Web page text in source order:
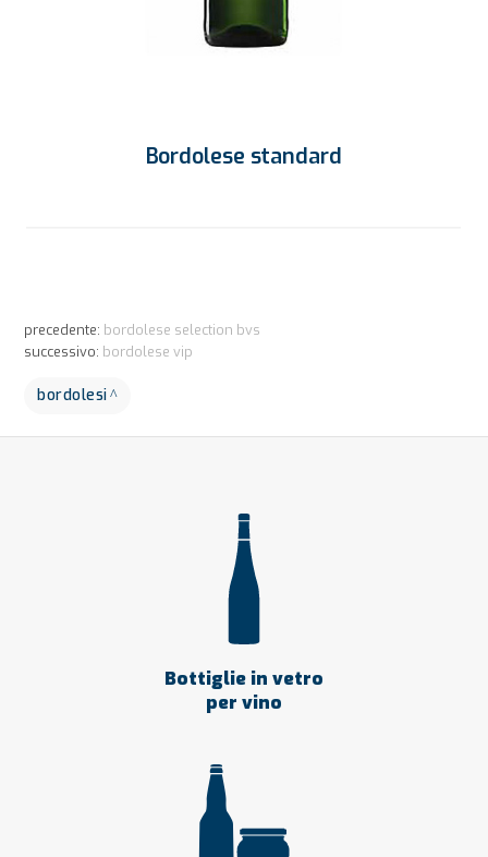
Bordolese standard
precedente: bordolese selection bvs
successivo: bordolese vip
bordolesi
Bottiglie in vetro
per vino